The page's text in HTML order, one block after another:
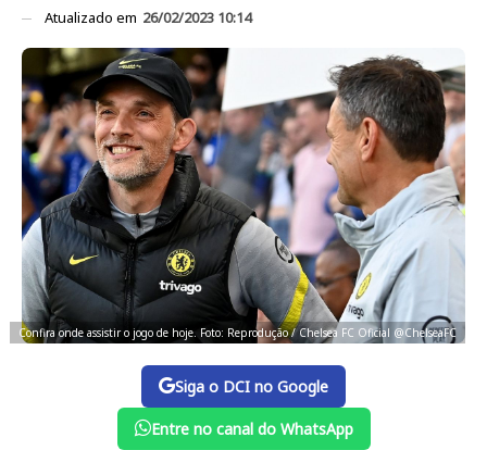
Atualizado em 26/02/2023 10:14
Confira onde assistir o jogo de hoje. Foto: Reprodução / Chelsea FC Oficial @ChelseaFC
Siga o DCI no Google
Entre no canal do WhatsApp